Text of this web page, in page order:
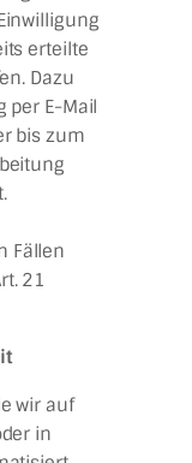
erteilte
Dazu
per E-Mail
bis zum
Fällen
21
wir auf
in